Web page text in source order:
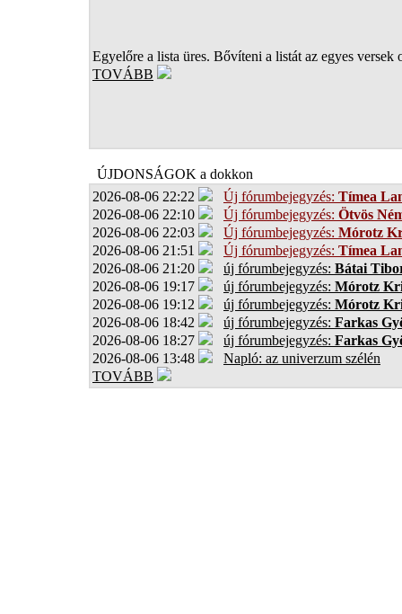
Egyelőre a lista üres. Bővíteni a listát az egyes versek
TOVÁBB
ÚJDONSÁGOK a dokkon
2026-08-06 22:22
Új fórumbejegyzés: Tímea
2026-08-06 22:10
Új fórumbejegyzés: Ötvös
2026-08-06 22:03
Új fórumbejegyzés: Mórotz
2026-08-06 21:51
Új fórumbejegyzés: Tímea
2026-08-06 21:20
új fórumbejegyzés: Bátai
2026-08-06 19:17
új fórumbejegyzés: Mórotz
2026-08-06 19:12
új fórumbejegyzés: Mórotz
2026-08-06 18:42
új fórumbejegyzés: Farkas
2026-08-06 18:27
új fórumbejegyzés: Farkas
2026-08-06 13:48
Napló: az univerzum szélén
TOVÁBB